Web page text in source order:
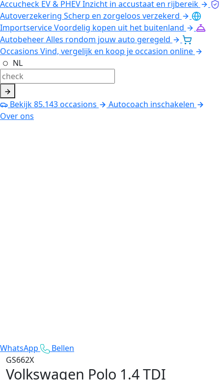
Accucheck EV & PHEVInzicht in accustaat en rijbereik
Autoverzekering Scherp en zorgeloos verzekerd
ImportserviceVoordelig kopen uit het buitenland
AutobeheerAlles rondom jouw auto geregeld
Occasions Vind, vergelijk en koop je occasion online
NL
Bekijk85.143occasions
Autocoach inschakelen
Over ons
WhatsApp
Bellen
GS662X
Volkswagen Polo 1.4 TDI